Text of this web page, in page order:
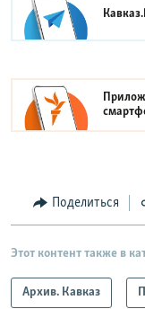
Поделиться
Этот контент также в
Архив. Кавказ